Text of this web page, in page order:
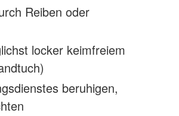
Reiben oder
locker keimfreiem
beruhigen,